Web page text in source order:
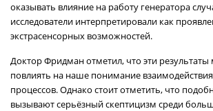
оказывать влияние на работу генератора
исследователи интерпретировали как
экстрасенсорных возможностей.
Доктор Фридман отметил, что эти результаты
повлиять на наше понимание
процессов. Однако стоит отметить, что
вызывают серьёзный скептицизм среди